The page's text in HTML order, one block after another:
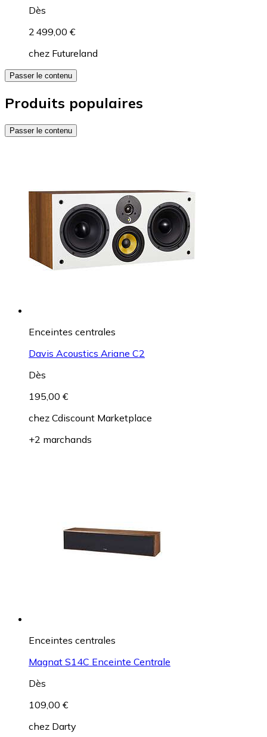
Dès
2 499,00 €
chez Futureland
Passer le contenu
Produits populaires
Passer le contenu
Enceintes centrales
Davis Acoustics Ariane C2
Dès
195,00 €
chez Cdiscount Marketplace
+2 marchands
Enceintes centrales
Magnat S14C Enceinte Centrale
Dès
109,00 €
chez Darty